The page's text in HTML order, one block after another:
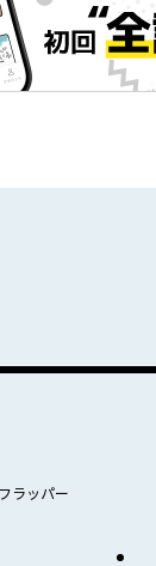
ラッパー